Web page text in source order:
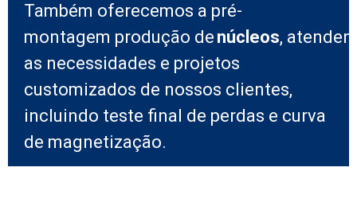
Também oferecemos a pré-
montagem produção de núcleos,
as necessidades e projetos
customizados de nossos clientes,
incluindo teste final de perdas e curva
de magnetização.